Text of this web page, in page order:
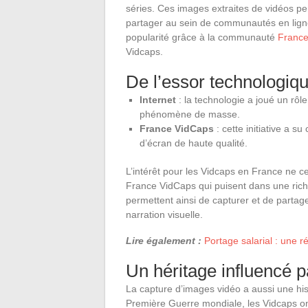
séries. Ces images extraites de vidéos
partager au sein de communautés en
popularité grâce à la communauté
Vidcaps.
De l’essor
Internet : la technologie a joué un
phénomène de masse.
France VidCaps : cette initiative a su
d’écran de haute qualité.
L’intérêt pour les Vidcaps en France ne
France VidCaps qui puisent dans une
permettent ainsi de capturer et de
narration visuelle.
Lire également : Portage salarial : une
Un héritage influencé
La capture d’images vidéo a aussi une
Première Guerre mondiale, les Vidcaps